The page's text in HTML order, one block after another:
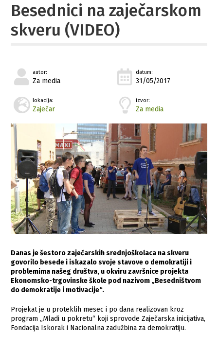
Besednici na zaječarskom
skveru (VIDEO)
autor:
Za media
datum:
31/05/2017
lokacija:
Zaječar
izvor:
Za media
Danas je šestoro zaječarskih srednjoškolaca na skveru
govorilo besede i iskazalo svoje stavove o demokratiji i
problemima našeg društva, u okviru završnice projekta
Ekonomsko-trgovinske škole pod nazivom „Besedništvom
do demokratije i motivacije“.
Projekat je u proteklih mesec i po dana realizovan kroz
program „Mladi u pokretu“ koji sprovode Zaječarska inicijativa,
Fondacija Iskorak i Nacionalna zadužbina za demokratiju.